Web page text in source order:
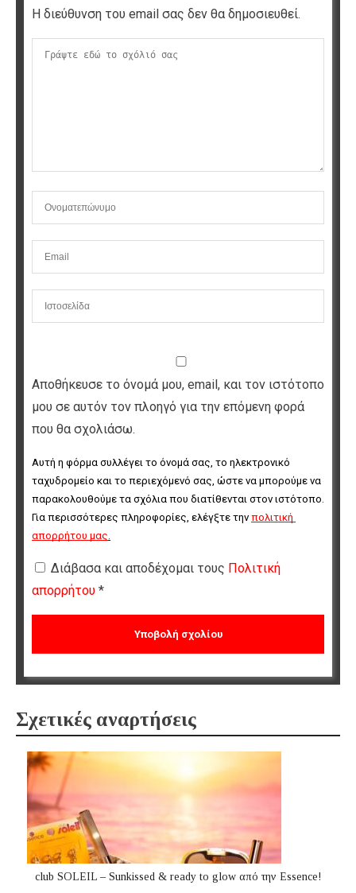
Η διεύθυνση του email σας δεν θα δημοσιευθεί.
Αποθήκευσε το όνομά μου, email, και τον ιστότοπο
μου σε αυτόν τον πλοηγό για την επόμενη φορά
που θα σχολιάσω.
Αυτή η φόρμα συλλέγει το όνομά σας, το ηλεκτρονικό
ταχυδρομείο και το περιεχόμενό σας, ώστε να μπορούμε να
παρακολουθούμε τα σχόλια που διατίθενται στον ιστότοπο.
Για περισσότερες πληροφορίες, ελέγξτε την πολιτική
απορρήτου μας
Διάβασα και αποδέχομαι τους Πολιτική
απορρήτου *
Σχετικές αναρτήσεις
club SOLEIL – Sunkissed & ready to glow από την Essence!